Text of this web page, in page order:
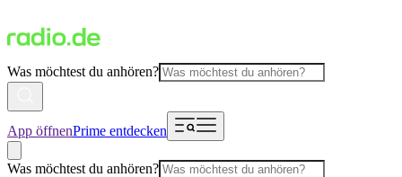
Was möchtest du anhören?
App öffnenPrime entdecken
Was möchtest du anhören?